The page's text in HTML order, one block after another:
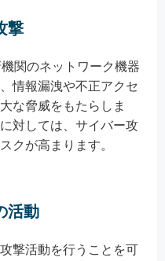
撃
関のネットワーク機器
情報漏洩や不正アクセ
な脅威をもたらしま
対しては、サイバー攻
クが高まります。
活動
撃活動を行うことを可